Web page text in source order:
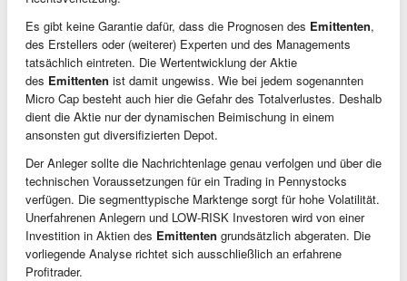
Es gibt keine Garantie dafür, dass die Prognosen des Emittenten,
des Erstellers oder (weiterer) Experten und des Managements
tatsächlich eintreten. Die Wertentwicklung der Aktie
des Emittenten ist damit ungewiss. Wie bei jedem sogenannten
Micro Cap besteht auch hier die Gefahr des Totalverlustes. Deshalb
dient die Aktie nur der dynamischen Beimischung in einem
ansonsten gut diversifizierten Depot.
Der Anleger sollte die Nachrichtenlage genau verfolgen und über die
technischen Voraussetzungen für ein Trading in Pennystocks
verfügen. Die segmenttypische Marktenge sorgt für hohe Volatilität.
Unerfahrenen Anlegern und LOW-RISK Investoren wird von einer
Investition in Aktien des Emittenten grundsätzlich abgeraten. Die
vorliegende Analyse richtet sich ausschließlich an erfahrene
Profitrader.